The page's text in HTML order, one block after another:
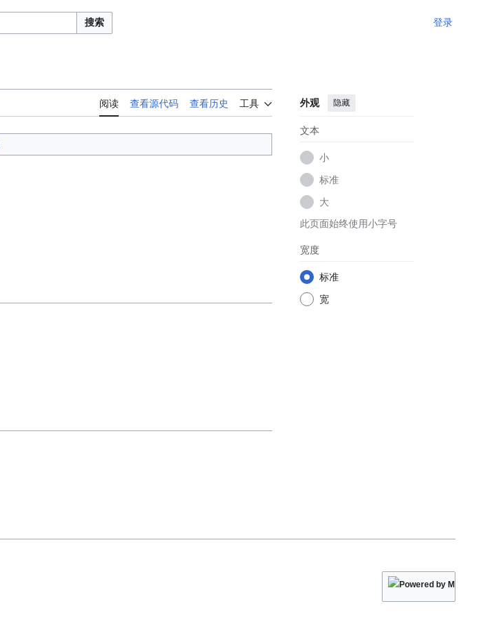
搜索 登录
阅读 查看源代码 查看历史 工具 外观 隐藏
文本
小
标准
大
此页面始终使用小字号
宽度
标准
宽